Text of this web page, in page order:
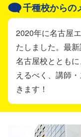
千種校からの
2020年に名古屋
たしました。最
名古屋校ととも
えるべく、講師
きます！